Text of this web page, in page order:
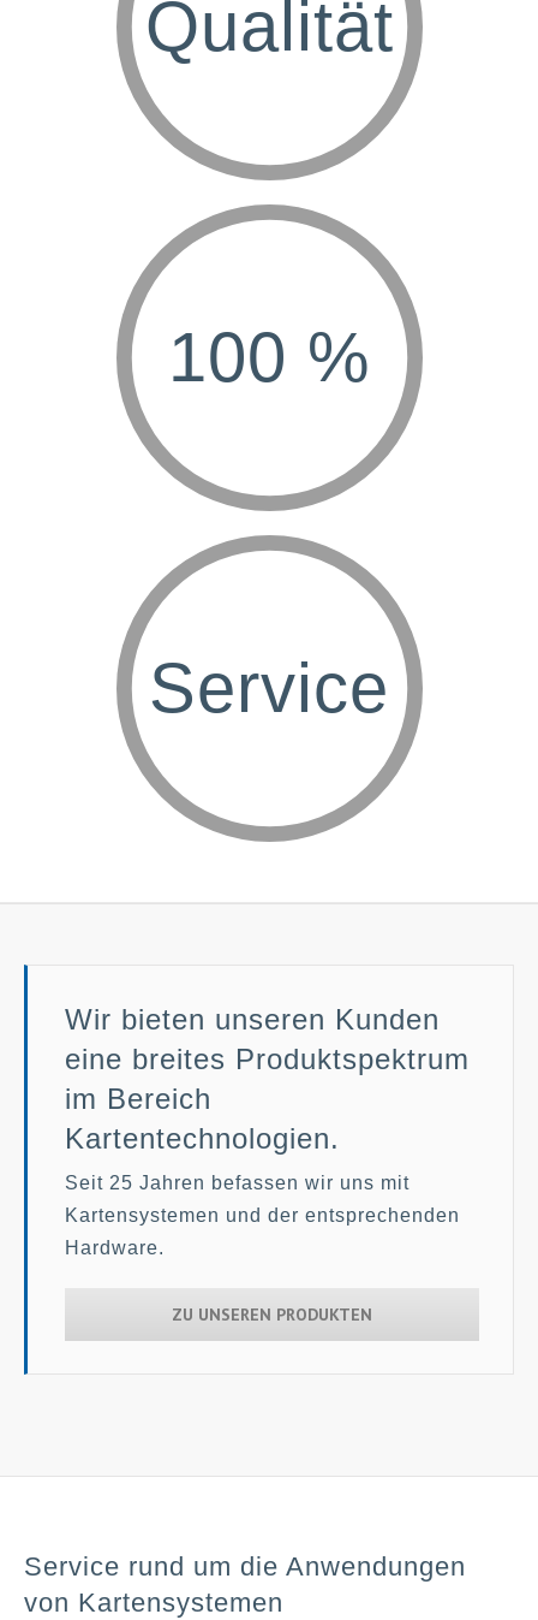
Qualität
100 %
Service
Wir bieten unseren Kunden
eine breites Produktspektrum
im Bereich
Kartentechnologien.
Seit 25 Jahren befassen wir uns mit
Kartensystemen und der entsprechenden
Hardware.
ZU UNSEREN PRODUKTEN
Service rund um die Anwendungen
von Kartensystemen